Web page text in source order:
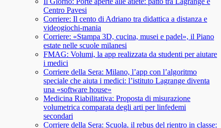
Centro Pavesi
Corriere: Il cento di Adriano tra didattica a distanza e
videogiochi-mania
Corriere: «Stampa 3D, cucina, musei e padel», il Piano
estate nelle scuole milanesi
FMAG: Volumi, la app realizzata da studenti per aiutare
i medici
Corriere della Sera: Milano, l’app con l’algoritmo
speciale che aiuta i medici: l’istituto Lagrange diventa
una «software house»
Medicina Riabilitativa: Proposta di misurazione
volumetrica comparata degli arti per linfedemi
secondari
Corriere della Sera: Scuola, il rebus del rientro in classe: